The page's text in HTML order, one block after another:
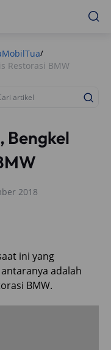
/
Restorasi BMW
Bengkel
2018
ini yang
adalah
BMW.